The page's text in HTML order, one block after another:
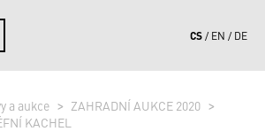
CS EN DE
a aukce
ZAHRADNÍ AUKCE 2020
KACHEL